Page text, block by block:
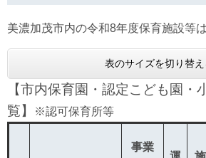
美濃加茂市内の令和8年度保育施設等
表のサイズを切り替え
【市内保育園・認定こども園・
覧】
※認可保育所等
事業